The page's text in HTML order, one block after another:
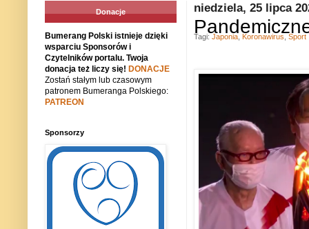
niedziela, 25 lipca
Tagi: Japonia Koronawirus Sport
Donacje
Bumerang Polski istnieje dzięki
wsparciu Sponsorów i
Czytelników portalu. Twoja
donacja też liczy się! DONACJE
Zostań stałym lub czasowym
patronem Bumeranga Polskiego:
PATREON
Sponsorzy